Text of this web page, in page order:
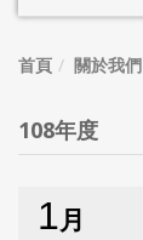
首頁 關於我們
108年度
1月